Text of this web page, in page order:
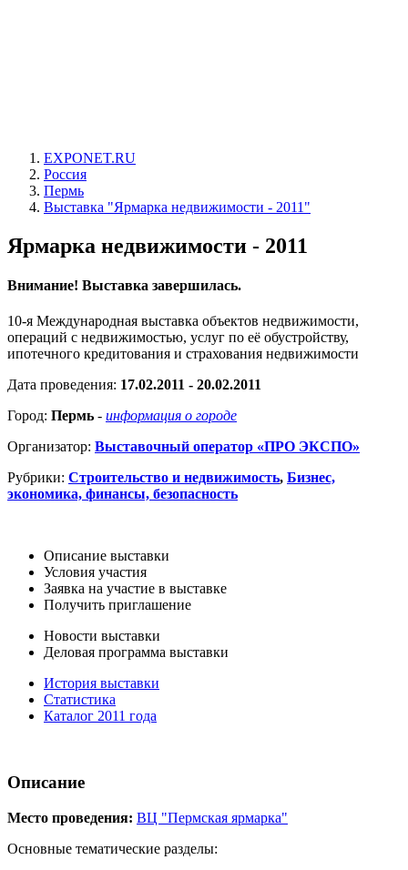
EXPONET.RU
Россия
Пермь
Выставка "Ярмарка недвижимости - 2011"
Ярмарка недвижимости - 2011
Внимание! Выставка завершилась.
10-я Международная выставка объектов недвижимости,
операций с недвижимостью, услуг по её обустройству,
ипотечного кредитования и страхования недвижимости
Дата проведения: 17.02.2011 - 20.02.2011
Город: Пермь - информация о городе
Организатор: Выставочный оператор «ПРО ЭКСПО»
Рубрики: Строительство и недвижимость, Бизнес,
экономика, финансы, безопасность
Описание выставки
Условия участия
Заявка на участие в выставке
Получить приглашение
Новости выставки
Деловая программа выставки
История выставки
Статистика
Каталог 2011 года
Описание
Место проведения: ВЦ "Пермская ярмарка"
Основные тематические разделы: